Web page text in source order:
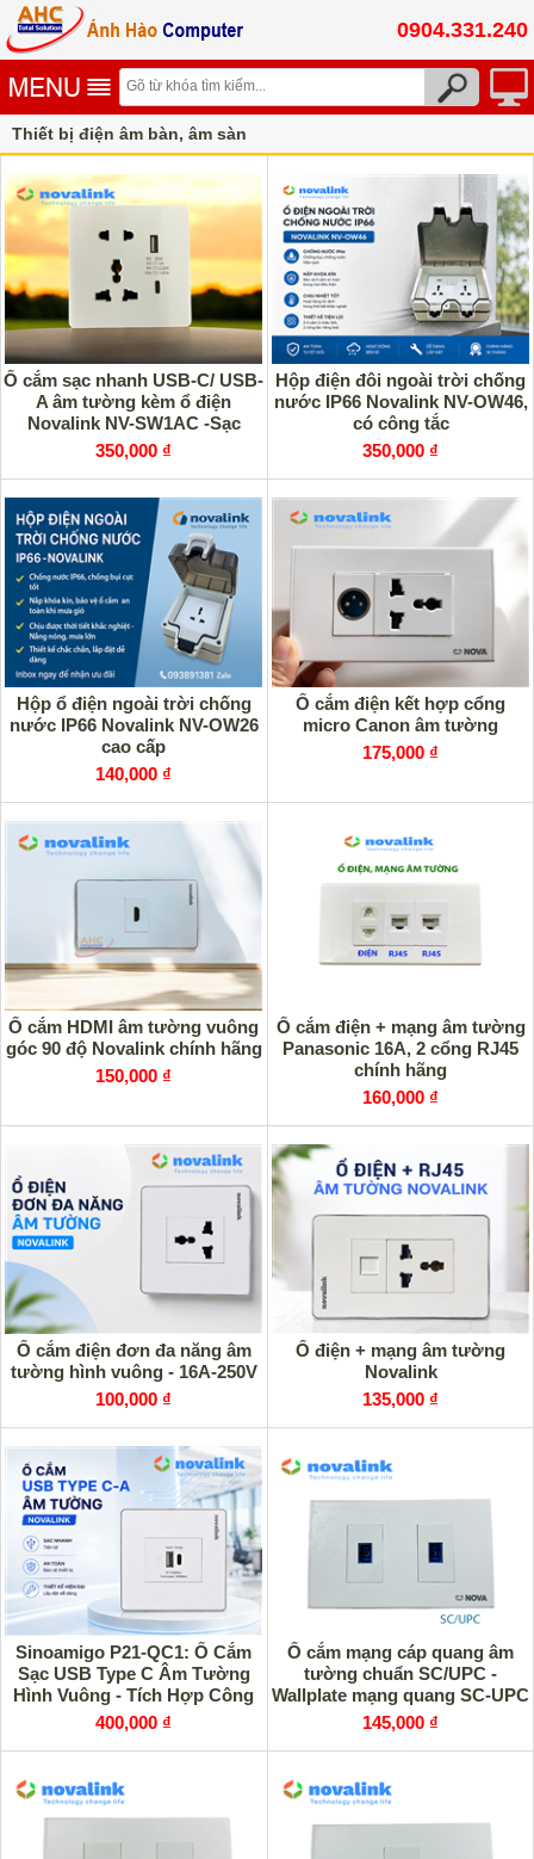
0904.331.240
Thiết bị điện âm bàn, âm sàn
Thiết bị điện âm tường, wallplate hdmi, vga, usb..
Ổ cắm sạc nhanh USB-C/ USB-
A âm tường kèm ổ điện
Novalink NV-SW1AC -Sạc
nhanh, thiết kế hiện đại
350,000 ₫
Hộp điện đôi ngoài trời chống
nước IP66 Novalink NV-OW46,
có công tắc
350,000 ₫
Hộp ổ điện ngoài trời chống
nước IP66 Novalink NV-OW26
cao cấp
140,000 ₫
Ổ cắm điện kết hợp cổng
micro Canon âm tường
175,000 ₫
Ổ cắm HDMI âm tường vuông
góc 90 độ Novalink chính hãng
150,000 ₫
Ổ cắm điện + mạng âm tường
Panasonic 16A, 2 cổng RJ45
chính hãng
160,000 ₫
Ổ cắm điện đơn đa năng âm
tường hình vuông - 16A-250V
100,000 ₫
Ổ điện + mạng âm tường
Novalink
135,000 ₫
Sinoamigo P21-QC1: Ổ Cắm
Sạc USB Type C Âm Tường
Hình Vuông - Tích Hợp Công
Nghệ Sạc Nhanh QC
400,000 ₫
Ổ cắm mạng cáp quang âm
tường chuẩn SC/UPC -
Wallplate mạng quang SC-UPC
145,000 ₫